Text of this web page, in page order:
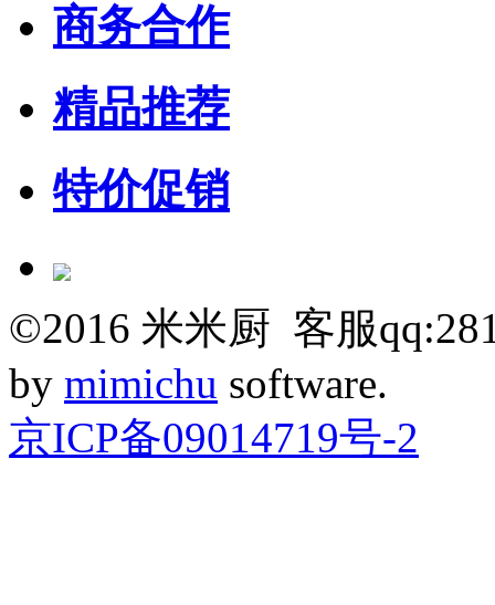
商务合作
精品推荐
特价促销
©2016 米米厨 客服
by mimichu software.
京ICP备09014719号-2